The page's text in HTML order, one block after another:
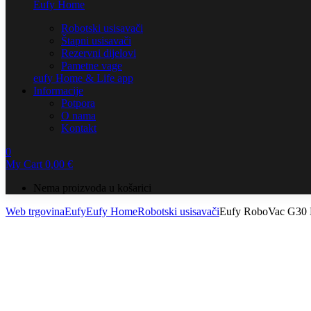
Eufy Home
Robotski usisavači
Štapni usisavači
Rezervni dijelovi
Pametne vage
eufy Home & Life app
Informacije
Potpora
O nama
Kontakt
0
My Cart0,00 €
Nema proizvoda u košarici
Web trgovinaEufyEufy HomeRobotski usisavačiEufy RoboVac G30